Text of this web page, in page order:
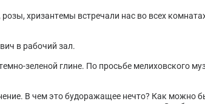
хризантемы встречали нас во всех
в рабочий зал.
зеленой глине. По просьбе мелиховского
В чем это будоражащее нечто? Как можно